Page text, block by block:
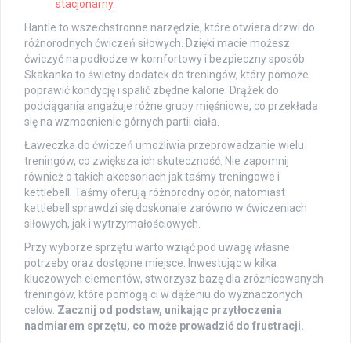
stacjonarny.
Hantle to wszechstronne narzędzie, które otwiera drzwi do
różnorodnych ćwiczeń siłowych. Dzięki macie możesz
ćwiczyć na podłodze w komfortowy i bezpieczny sposób.
Skakanka to świetny dodatek do treningów, który pomoże
poprawić kondycję i spalić zbędne kalorie. Drążek do
podciągania angażuje różne grupy mięśniowe, co przekłada
się na wzmocnienie górnych partii ciała.
Ławeczka do ćwiczeń umożliwia przeprowadzanie wielu
treningów, co zwiększa ich skuteczność. Nie zapomnij
również o takich akcesoriach jak taśmy treningowe i
kettlebell. Taśmy oferują różnorodny opór, natomiast
kettlebell sprawdzi się doskonale zarówno w ćwiczeniach
siłowych, jak i wytrzymałościowych.
Przy wyborze sprzętu warto wziąć pod uwagę własne
potrzeby oraz dostępne miejsce. Inwestując w kilka
kluczowych elementów, stworzysz bazę dla zróżnicowanych
treningów, które pomogą ci w dążeniu do wyznaczonych
celów. Zacznij od podstaw, unikając przytłoczenia
nadmiarem sprzętu, co może prowadzić do frustracji.